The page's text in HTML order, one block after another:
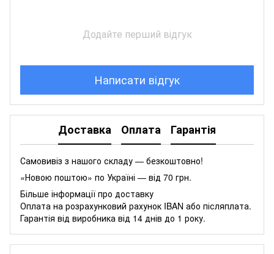
Додайте перший відгук
Написати відгук
Доставка Оплата Гарантія
Самовивіз з нашого складу — безкоштовно!
«Новою поштою» по Україні — від 70 грн.
Більше інформації про доставку
Оплата на розрахунковий рахунок IBAN або післяплата.
Гарантія від виробника від 14 днів до 1 року.